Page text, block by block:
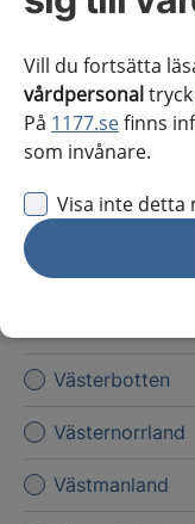
Vill du fortsätta
vårdpersonal
På 1177.sefinns
som invånare.
Visa inte detta
Kronoberg
Norrbotten
Skåne
Sörmland
Uppsala län
Västerbotten
Västernorrland
Västmanland